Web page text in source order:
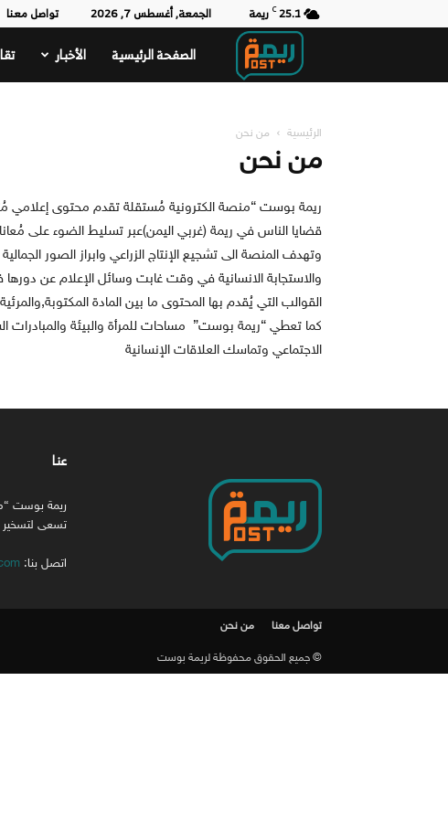
25.1
C ريمة الجمعة, أغسطس 7, 2026 تواصل معنا
ريمةالصفحة الرئيسية الأخبار
الرئيسية من نحن
من نحن
ريمة بوست “منصة الكترونية مُستقلة تقدم محتوى إعلامي
قضايا الناس في ريمة (غربي اليمن)عبر تسليط الضوء على
وتهدف المنصة الى تشجيع الإنتاج الزراعي وابراز الصور
والاستجابة الانسانية في وقت غابت وسائل الإعلام عن
القوالب التي يُقدم بها المحتوى ما بين المادة
كما تعطي “ريمة بوست” مساحات للمرأة والبيئة
الاجتماعي وتماسك العلاقات الإنسانية
عنا
ريمة بوست
تسعى لتسخير
اتصل بنا:
تواصل معنا من نحن
© جميع الحقوق محفوظة لريمة بوست